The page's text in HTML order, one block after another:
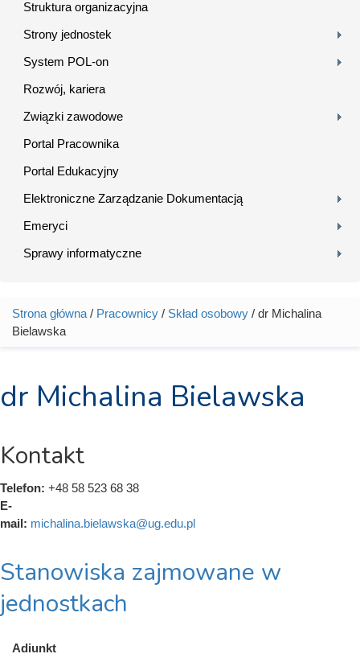
Struktura organizacyjna
Strony jednostek
System POL-on
Rozwój, kariera
Związki zawodowe
Portal Pracownika
Portal Edukacyjny
Elektroniczne Zarządzanie Dokumentacją
Emeryci
Sprawy informatyczne
Jesteś tutaj
Strona główna / Pracownicy / Skład osobowy / dr Michalina
Bielawska
dr Michalina Bielawska
Kontakt
Telefon: +48 58 523 68 38
E-
mail: michalina.bielawska@ug.edu.pl
Stanowiska zajmowane w
jednostkach
Adiunkt